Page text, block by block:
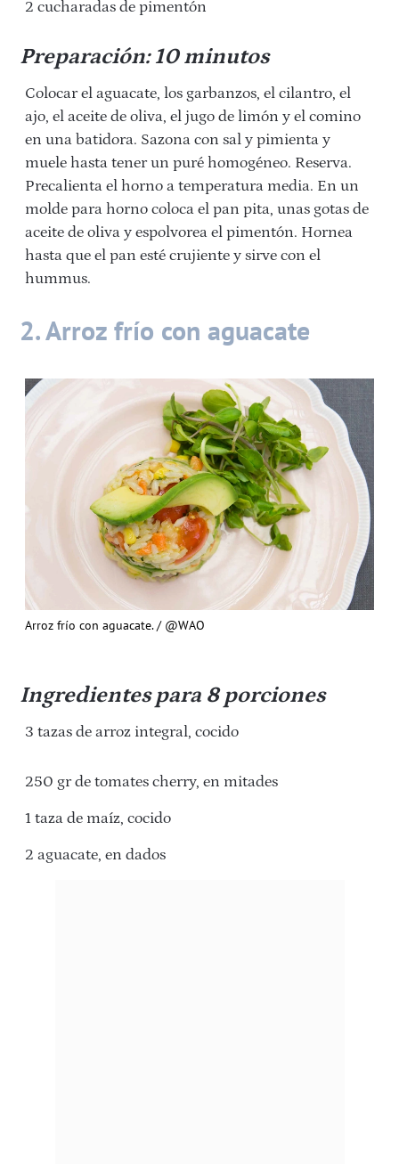
2 cucharadas de pimentón
Preparación: 10 minutos
Colocar el aguacate, los garbanzos, el cilantro, el
ajo, el aceite de oliva, el jugo de limón y el comino
en una batidora. Sazona con sal y pimienta y
muele hasta tener un puré homogéneo. Reserva.
Precalienta el horno a temperatura media. En un
molde para horno coloca el pan pita, unas gotas de
aceite de oliva y espolvorea el pimentón. Hornea
hasta que el pan esté crujiente y sirve con el
hummus.
2. Arroz frío con aguacate
Arroz frío con aguacate. / @WAO
Ingredientes para 8 porciones
3 tazas de arroz integral, cocido
250 gr de tomates cherry, en mitades
1 taza de maíz, cocido
2 aguacate, en dados